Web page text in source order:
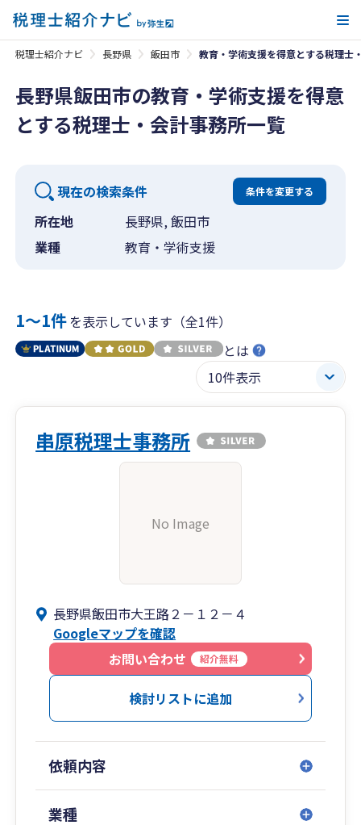
税理士紹介ナビ 長野県 飯田市 教育・学術支援を得意とする税理士
長野県飯田市の教育・学術支援を得意
とする税理士・会計事務所一覧
現在の検索条件 条件を変更する
所在地
長野県, 飯田市
業種
教育・学術支援
1〜1件を表示しています（全1件）
とは
串原税理士事務所
No Image
長野県飯田市大王路２－１２－４
Googleマップを確認
お問い合わせ
紹介無料
検討リストに追加
依頼内容
業種